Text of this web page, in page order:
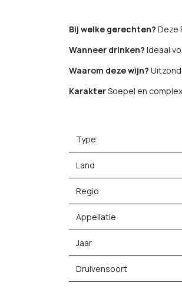
Bij welke gerechten? Deze
Wanneer drinken? Ideaal
Waarom deze wijn?
KarakterSoepel en
Type
Land
Regio
Appellatie
Jaar
Druivensoort